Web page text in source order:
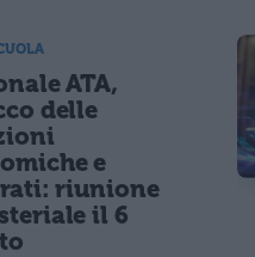
ATA,
delle
e
riunione
il 6